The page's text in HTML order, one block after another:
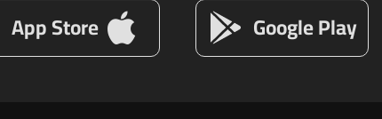
Google Play
App Store